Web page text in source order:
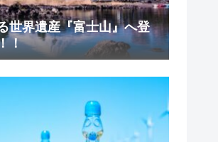
世界遺産『富士山』へ登
！